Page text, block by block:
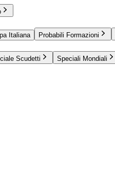
Italiana Probabili Formazioni
Scudetti Speciali Mondiali